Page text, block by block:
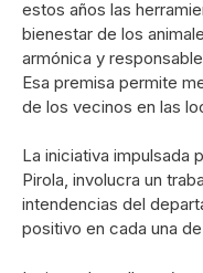
estos años las
bienestar de los
armónica y
Esa premisa permite
de los vecinos en las
La iniciativa impulsada
Pirola, involucra un
intendencias del
positivo en cada una